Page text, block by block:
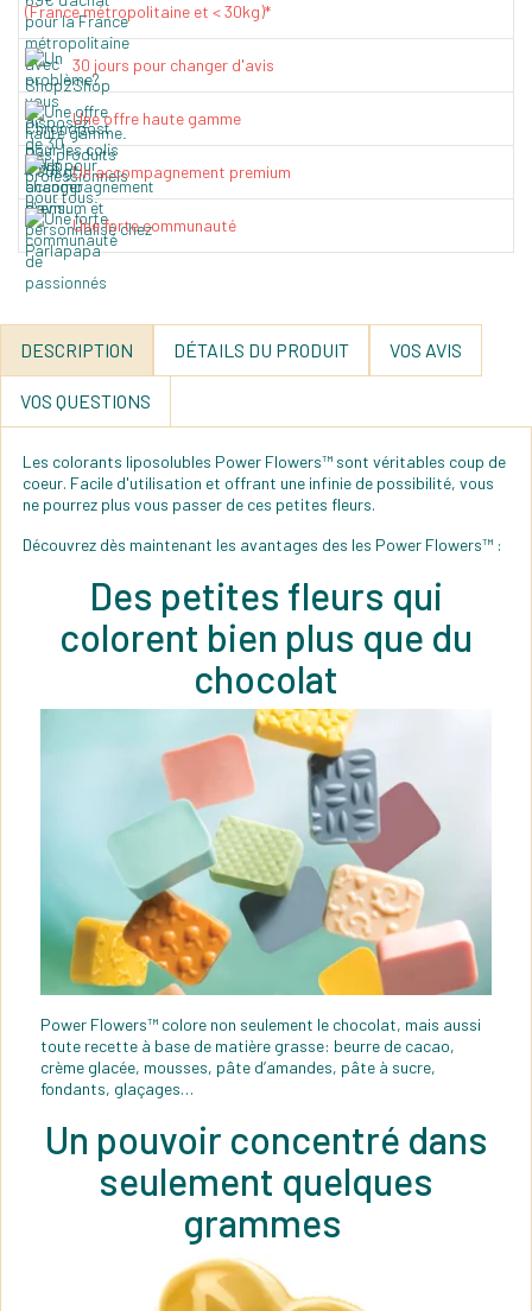
(France métropolitaine et < 30kg)*
30 jours pour changer d'avis
Une offre haute gamme
Un accompagnement premium
Une forte communauté
DESCRIPTION DÉTAILS DU PRODUIT VOS AVIS
VOS QUESTIONS
Les colorants liposolubles Power Flowers™ sont véritables coup de
coeur. Facile d'utilisation et offrant une infinie de possibilité, vous
ne pourrez plus vous passer de ces petites fleurs.
Découvrez dès maintenant les avantages des les Power Flowers™ :
Des petites fleurs qui
colorent bien plus que du
chocolat
Power Flowers™ colore non seulement le chocolat, mais aussi
toute recette à base de matière grasse: beurre de cacao,
crème glacée, mousses, pâte d’amandes, pâte à sucre,
fondants, glaçages…
Un pouvoir concentré dans
seulement quelques
grammes